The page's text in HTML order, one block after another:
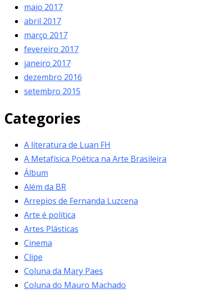
maio 2017
abril 2017
março 2017
fevereiro 2017
janeiro 2017
dezembro 2016
setembro 2015
Categories
A literatura de Luan FH
A Metafísica Poética na Arte Brasileira
Álbum
Além da BR
Arrepios de Fernanda Luzcena
Arte é política
Artes Plásticas
Cinema
Clipe
Coluna da Mary Paes
Coluna do Mauro Machado